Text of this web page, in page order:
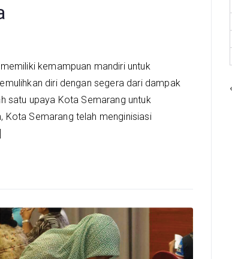
kemampuan mandiri untuk
diri dengan segera dari dampak
satu upaya Kota Semarang untuk
Kota Semarang telah menginisiasi